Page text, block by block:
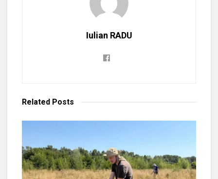
Iulian RADU
Related Posts